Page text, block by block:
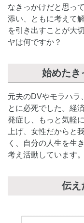
なきっかけだと思っ
添い、ともに考えて
を引き出すことが大
ヤは何ですか？
始めたき
元夫のDVやモラハラ
とに必死でした。経
発症し、もっと気軽
上げ、女性だからと
く、自分の人生を生
考え活動しています。
伝え